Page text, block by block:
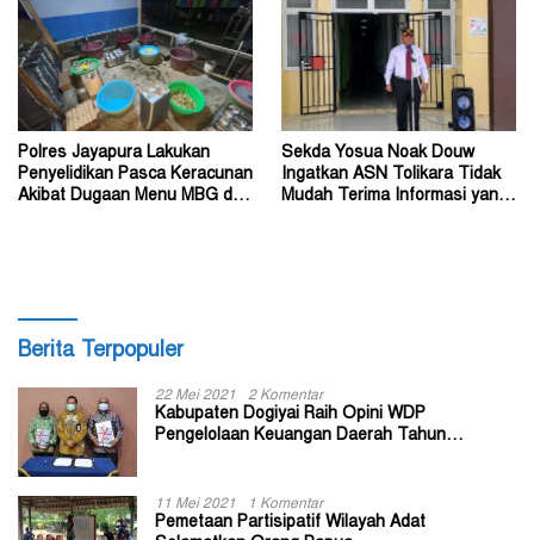
Polres Jayapura Lakukan
Penyelidikan Pasca Keracunan
Akibat Dugaan Menu MBG di
Sekda Yosua Noak Douw
Ingatkan ASN Tolikara Tidak
Mudah Terima Informasi yang
Berita Terpopuler
22 Mei 2021 2 Komentar
Kabupaten Dogiyai Raih Opini WDP
Pengelolaan Keuangan Daerah Tahun
11 Mei 2021 1 Komentar
Pemetaan Partisipatif Wilayah Adat